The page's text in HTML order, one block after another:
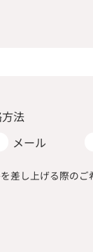
法
メール
差し上げる際のご